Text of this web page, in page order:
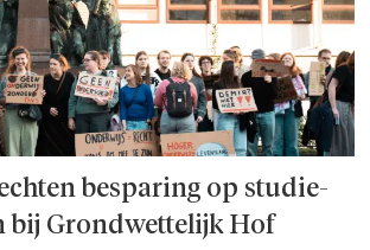
besparing op studie­
bij Grondwettelijk Hof